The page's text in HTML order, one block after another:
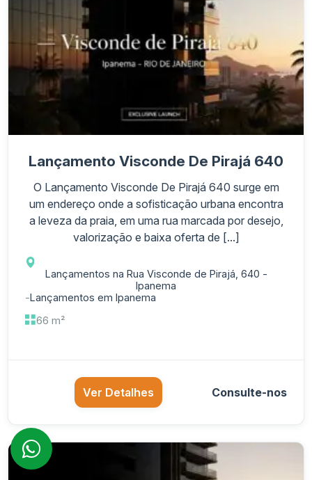
Lançamento Visconde De Pirajá 640
O Lançamento Visconde De Pirajá 640 surge em
um endereço onde a sofisticação urbana encontra
a leveza da praia, em uma rua marcada por desejo,
valorização e baixa oferta de [...]
Lançamentos na Rua Visconde de Pirajá, 640 -
Ipanema
-Lançamentos em Ipanema
66 m²
Ver Detalhes Consulte-nos